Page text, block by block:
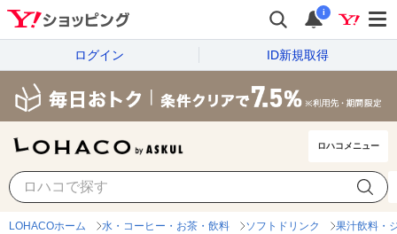
i
ログイン ID新規取得
ロハコメニュー
LOHACOホーム 水・コーヒー・お茶・飲料 ソフトドリンク 果汁飲料・